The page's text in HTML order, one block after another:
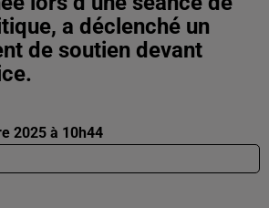
a déclenché un
de soutien devant
2025 à 10h44